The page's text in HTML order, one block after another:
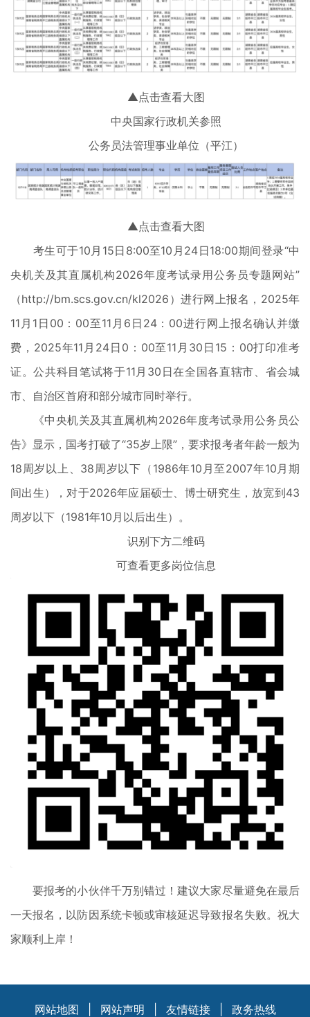
▲点击查看大图
中央国家行政机关参照
公务员法管理事业单位（平江）
▲点击查看大图
考生可于10月15日8:00至10月24日18:00期间登录“中
央机关及其直属机构2026年度考试录用公务员专题网站”
（http://bm.scs.gov.cn/kl2026）进行网上报名，2025年
11月1日00：00至11月6日24：00进行网上报名确认并缴
费，2025年11月24日0：00至11月30日15：00打印准考
证。公共科目笔试将于11月30日在全国各直辖市、省会城
市、自治区首府和部分城市同时举行。
《中央机关及其直属机构2026年度考试录用公务员公
告》显示，国考打破了“35岁上限”，要求报考者年龄一般为
18周岁以上、38周岁以下（1986年10月至2007年10月期
间出生），对于2026年应届硕士、博士研究生，放宽到43
周岁以下（1981年10月以后出生）。
识别下方二维码
可查看更多岗位信息
要报考的小伙伴千万别错过！建议大家尽量避免在最后
一天报名，以防因系统卡顿或审核延迟导致报名失败。 祝大
家顺利上岸！
网站地图 网站声明 友情链接 政务热线